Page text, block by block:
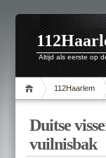
Altijd als eerste op
112Haarlem
Duitse
vuilnisbak